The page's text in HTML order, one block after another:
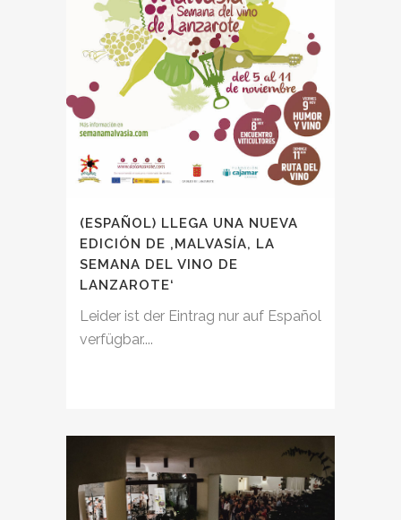
(ESPAÑOL) LLEGA UNA NUEVA
EDICIÓN DE ‚MALVASÍA, LA
SEMANA DEL VINO DE
LANZAROTE‘
Leider ist der Eintrag nur auf Español
verfügbar....